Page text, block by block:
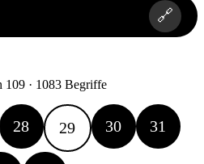
🔗
109 · 1083 Begriffe
28 29 30 31